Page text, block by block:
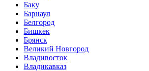
Баку
Барнаул
Белгород
Бишкек
Брянск
Великий Новгород
Владивосток
Владикавказ